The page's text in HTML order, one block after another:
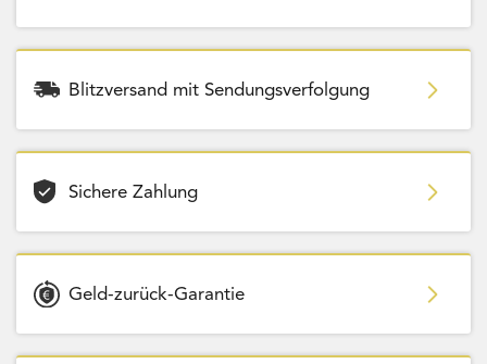
Blitzversand mit Sendungsverfolgung
Sichere Zahlung
Geld-zurück-Garantie